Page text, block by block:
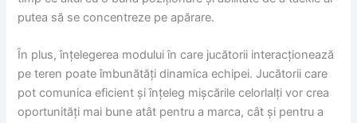
putea să se concentreze pe apărare.
În plus, înțelegerea modului în care jucătorii interacționează
pe teren poate îmbunătăți dinamica echipei. Jucătorii care
pot comunica eficient și înțeleg mișcările celorlalți vor crea
oportunități mai bune atât pentru a marca, cât și pentru a